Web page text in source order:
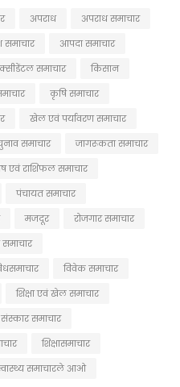
अपराध
अपराध समाचार
आपदा समाचार
समाचार
किसान
कृषि समाचार
खेल एवं पर्यावरण समाचार
समाचार
जागरूकता समाचार
एवं राशिफल समाचार
पंचायत समाचार
मजदूर
रोजगार समाचार
समाचार
विवेक समाचार
शिक्षा एवं खेल समाचार
संस्कार समाचार
शिक्षासमाचार
समाचारले आओ